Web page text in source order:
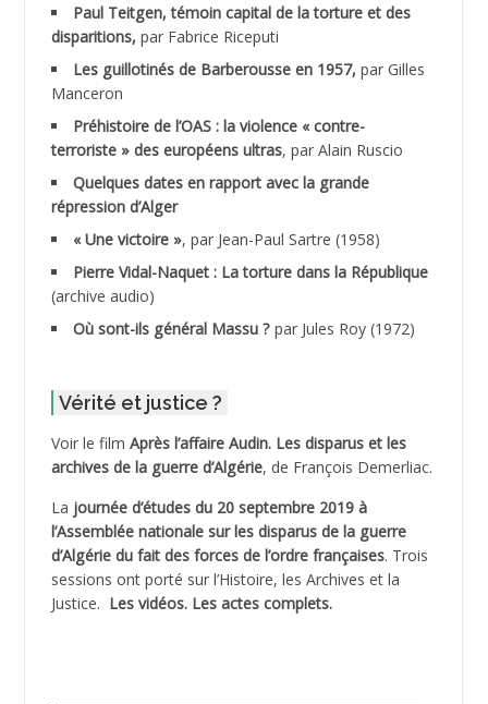
ADALMI
ADANE Ramdane *
ADDAD
ADDALA Boualem*
ADDANE
ADDECHE Rachid
ADELIOUAT Vve AIT SAADA
ADJANI Khaled
ADJAOUT
ADNI Mohamed Akli
ADOUL Arab *
Paul Teitgen, témoin capital de la torture et des
disparitions, par Fabrice Riceputi
Les guillotinés de Barberousse en 1957, par Gilles
Manceron
Préhistoire de l’OAS : la violence « contre-
terroriste » des européens ultras, par Alain Ruscio
Quelques dates en rapport avec la grande
répression d’Alger
« Une victoire », par Jean-Paul Sartre (1958)
Pierre Vidal-Naquet : La torture dans la République
(archive audio)
Où sont-ils général Massu ? par Jules Roy (1972)
Vérité et justice ?
Voir le film Après l’affaire Audin. Les disparus et les
archives de la guerre d’Algérie, de François Demerliac.
La journée d’études du 20 septembre 2019 à
l’Assemblée nationale sur les disparus de la guerre
d’Algérie du fait des forces de l’ordre françaises. Trois
sessions ont porté sur l’Histoire, les Archives et la
Justice. Les vidéos. Les actes complets.